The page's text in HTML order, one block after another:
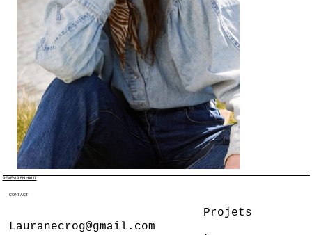
REVENIR EN HAUT
CONTACT
Lauranecrog@gmail.com
Projets